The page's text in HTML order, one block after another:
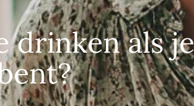
drinken als je